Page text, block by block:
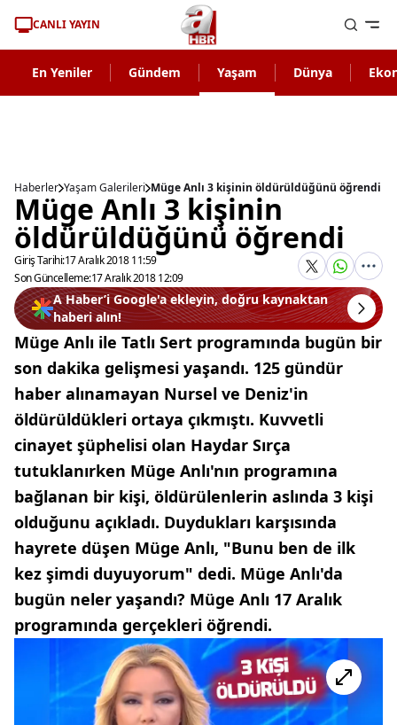
CANLI YAYIN
En Yeniler Gündem Yaşam Dünya
Haberler Yaşam Galerileri Müge Anlı 3 kişinin öldürüldüğünü öğrendi
Müge Anlı 3 kişinin
öldürüldüğünü öğrendi
Giriş Tarihi:17 Aralık 2018 11:59
Son Güncelleme:17 Aralık 2018 12:09
A Haber’i Google'a ekleyin, doğru kaynaktan
haberi alın!
Müge Anlı ile Tatlı Sert programında bugün bir
son dakika gelişmesi yaşandı. 125 gündür
haber alınamayan Nursel ve Deniz'in
öldürüldükleri ortaya çıkmıştı. Kuvvetli
cinayet şüphelisi olan Haydar Sırça
tutuklanırken Müge Anlı'nın programına
bağlanan bir kişi, öldürülenlerin aslında 3 kişi
olduğunu açıkladı. Duydukları karşısında
hayrete düşen Müge Anlı, "Bunu ben de ilk
kez şimdi duyuyorum" dedi. Müge Anlı'da
bugün neler yaşandı? Müge Anlı 17 Aralık
programında gerçekleri öğrendi.